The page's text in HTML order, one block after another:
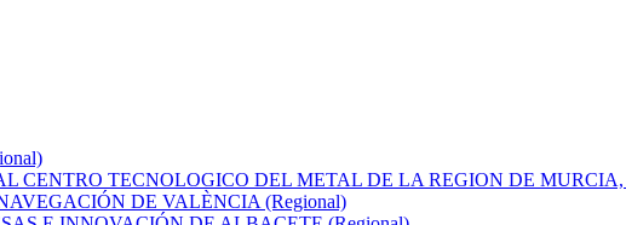
CENTRO TECNOLOGICO DEL METAL DE LA REGION DE
DE VALÈNCIA (Regional)